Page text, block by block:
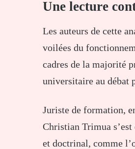
Une lecture
Les auteurs de cette
voilées du
cadres de la majorité
universitaire au débat
Juriste de formation,
Christian Trimua
et doctrinal, comme